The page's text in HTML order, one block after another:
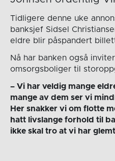
Tidligere denne uke
banksjef Sidsel
eldre blir påspandert
Nå har banken også
omsorgsboliger til
– Vi har veldig mange
mange av dem ser vi
Her snakker vi om flotte
hatt livslange forhold til
ikke skal tro at vi har